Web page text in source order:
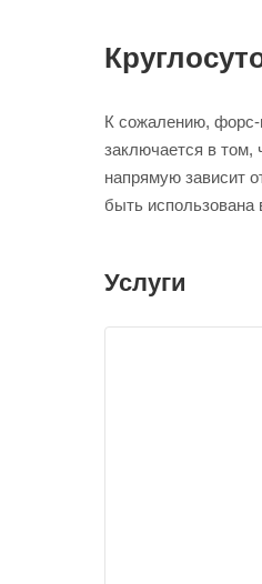
К сожалению, форс-
заключается в том,
напрямую зависит
быть
Услуги